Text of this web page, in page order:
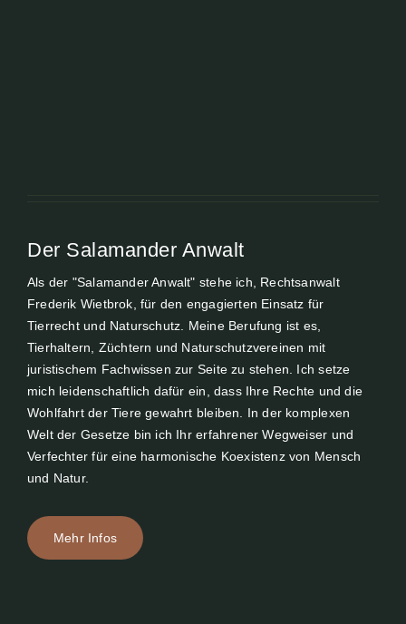
Der Salamander Anwalt
Als der "Salamander Anwalt" stehe ich, Rechtsanwalt
Frederik Wietbrok, für den engagierten Einsatz für
Tierrecht und Naturschutz. Meine Berufung ist es,
Tierhaltern, Züchtern und Naturschutzvereinen mit
juristischem Fachwissen zur Seite zu stehen. Ich setze
mich leidenschaftlich dafür ein, dass Ihre Rechte und die
Wohlfahrt der Tiere gewahrt bleiben. In der komplexen
Welt der Gesetze bin ich Ihr erfahrener Wegweiser und
Verfechter für eine harmonische Koexistenz von Mensch
und Natur.
Mehr Infos